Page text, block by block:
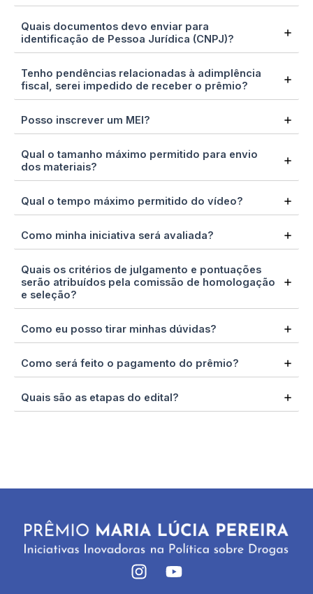
Quais documentos devo enviar para
identificação de Pessoa Jurídica (CNPJ)?
Tenho pendências relacionadas à adimplência
fiscal, serei impedido de receber o prêmio?
Posso inscrever um MEI?
Qual o tamanho máximo permitido para envio
dos materiais?
Qual o tempo máximo permitido do vídeo?
Como minha iniciativa será avaliada?
Quais os critérios de julgamento e pontuações
serão atribuídos pela comissão de homologação
e seleção?
Como eu posso tirar minhas dúvidas?
Como será feito o pagamento do prêmio?
Quais são as etapas do edital?